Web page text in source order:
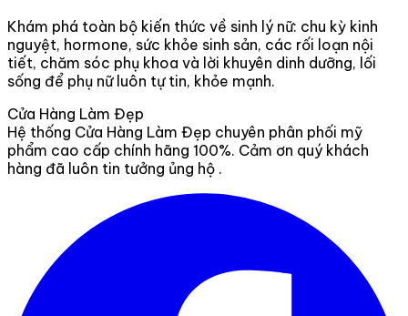
Khám phá toàn bộ kiến thức về sinh lý nữ: chu kỳ kinh
nguyệt, hormone, sức khỏe sinh sản, các rối loạn nội
tiết, chăm sóc phụ khoa và lời khuyên dinh dưỡng, lối
sống để phụ nữ luôn tự tin, khỏe mạnh.
Cửa Hàng Làm Đẹp
Hệ thống Cửa Hàng Làm Đẹp chuyên phân phối mỹ
phẩm cao cấp chính hãng 100%. Cảm ơn quý khách
hàng đã luôn tin tưởng ủng hộ .